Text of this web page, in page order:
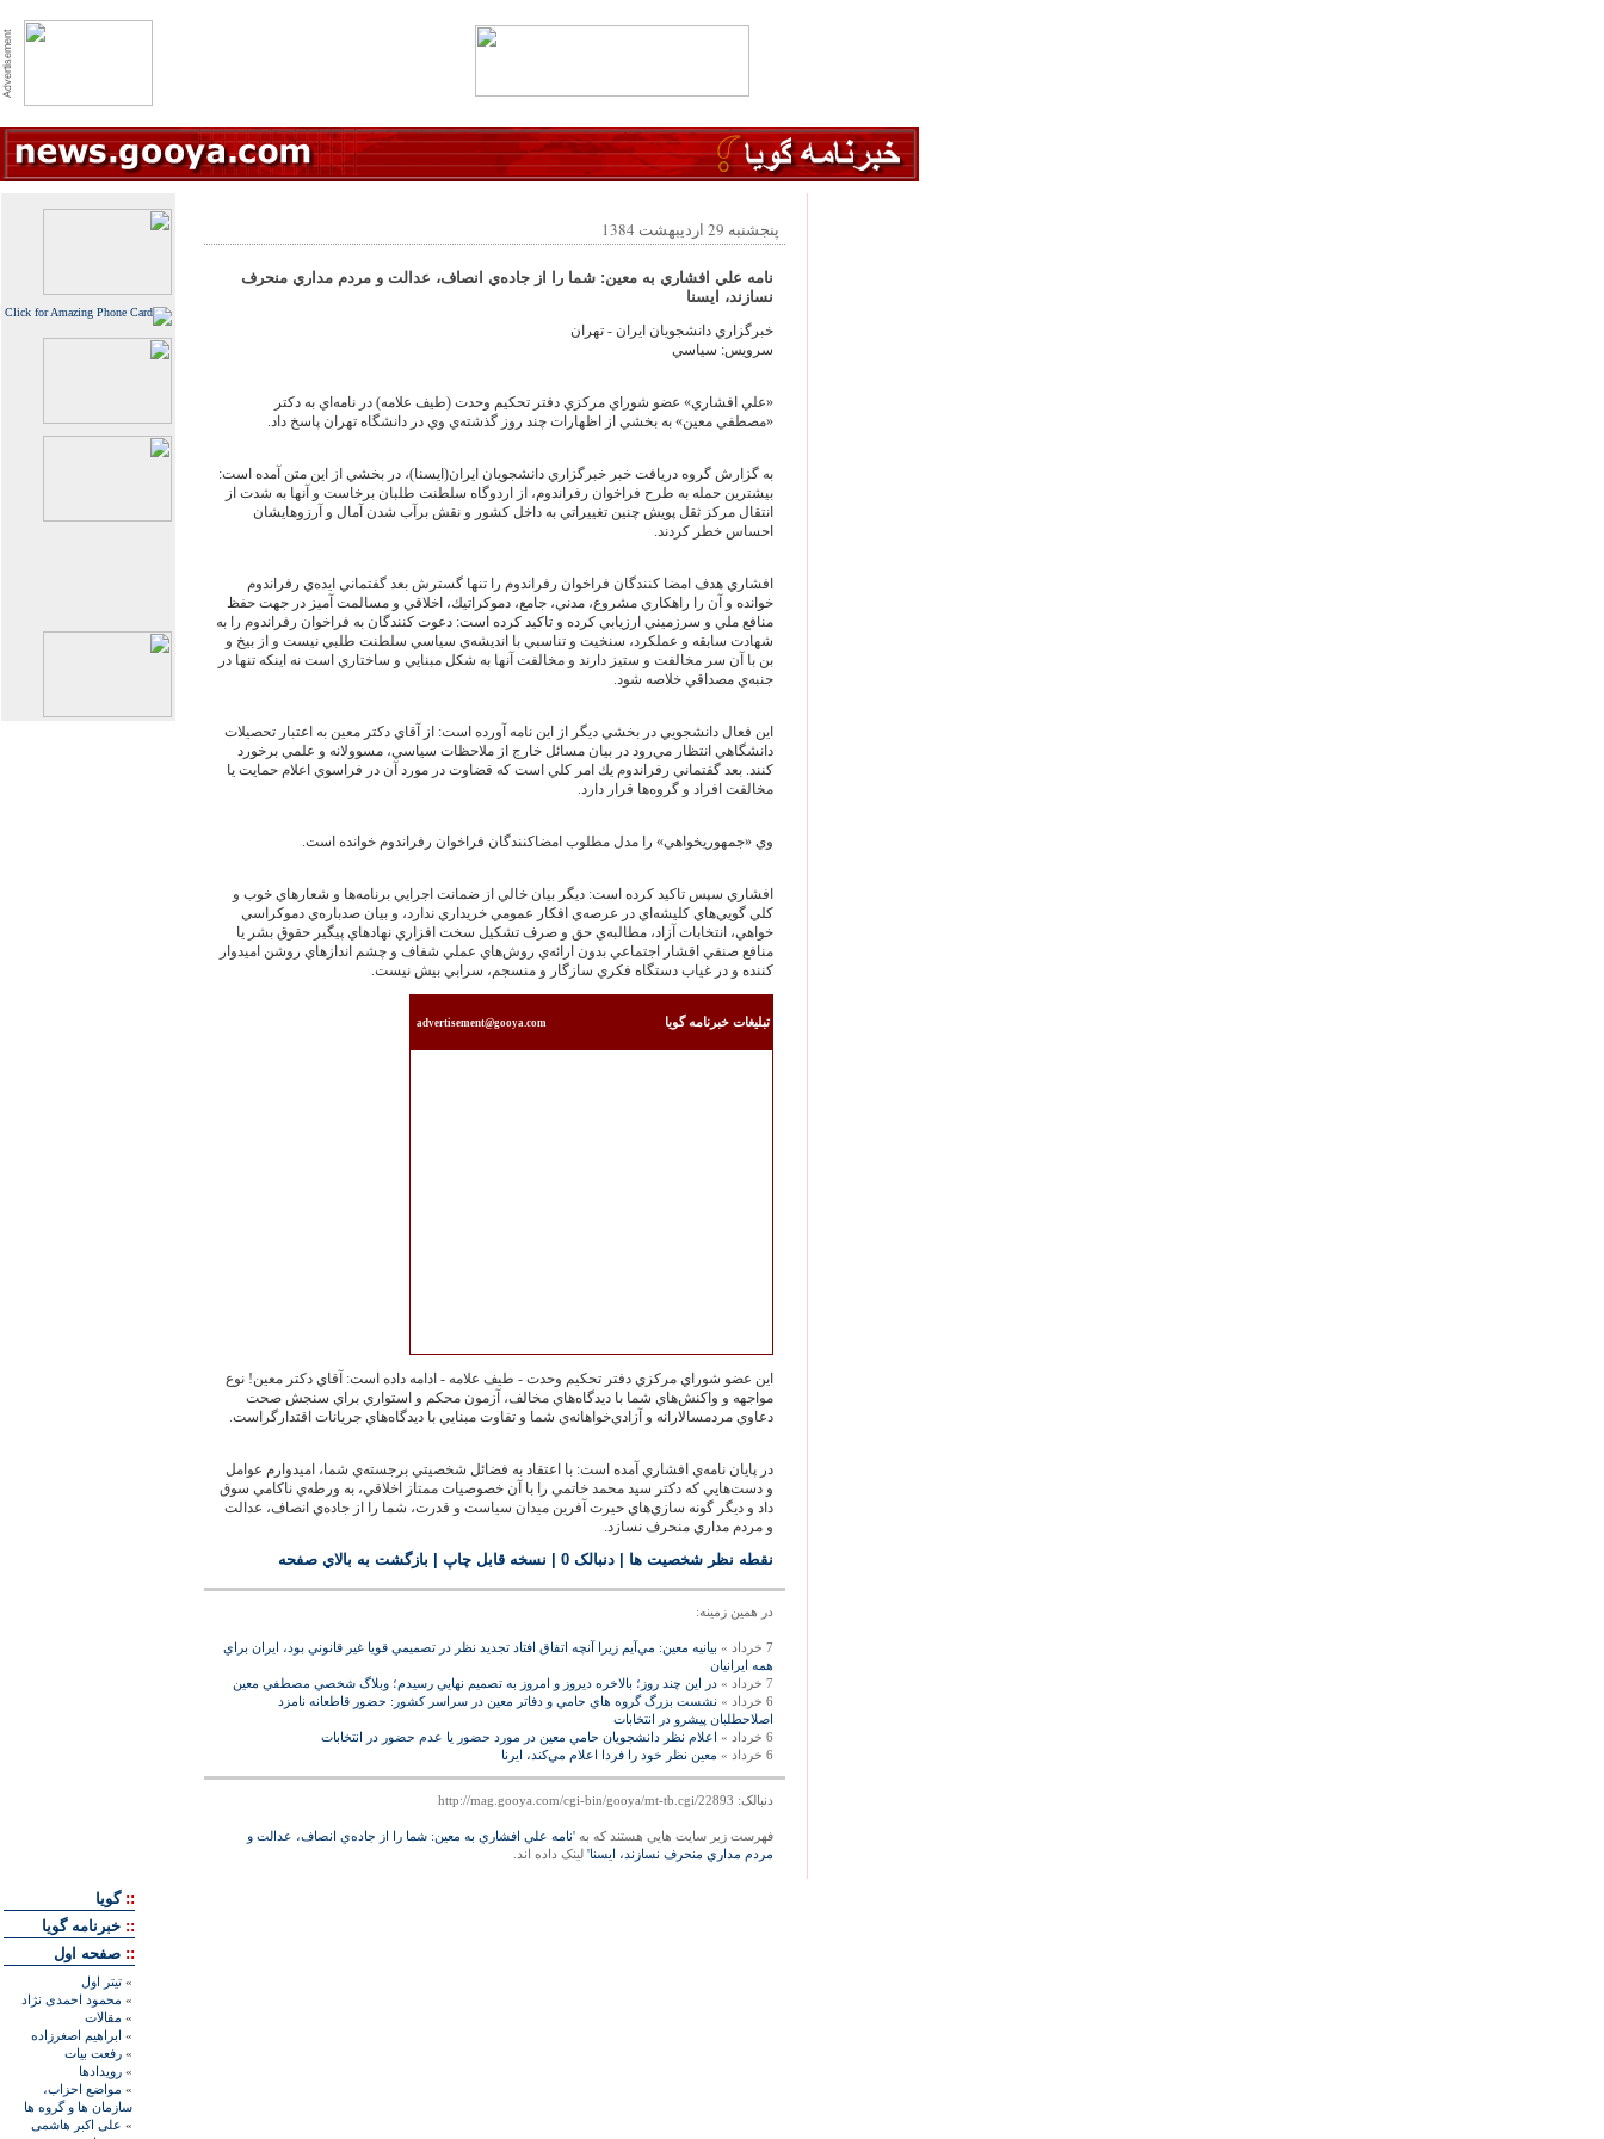
پنجشنبه 29 اردیبهشت 1384
نامه علي افشاري به معين: شما را از جاده‌ي انصاف، عدالت و مردم مداري منحرف
نسازند، ايسنا
خبرگزاري دانشجويان ايران - تهران
سرويس: سياسي
«علي افشاري» عضو شوراي مركزي دفتر تحكيم وحدت (طيف علامه) در نامه‌اي به دكتر
«مصطفي معين» به بخشي از اظهارات چند روز گذشته‌ي وي در دانشگاه تهران پاسخ داد.
به گزارش گروه دريافت خبر خبرگزاري دانشجويان ايران(ايسنا)، در بخشي از اين متن آمده است:
بيشترين حمله به طرح فراخوان رفراندوم‏، از اردوگاه سلطنت طلبان برخاست و آنها به شدت از
انتقال مركز ثقل پويش چنين تغييراتي به داخل كشور و نقش برآب شدن آمال و آرزوهايشان
احساس خطر كردند.
افشاري هدف امضا كنندگان فراخوان رفراندوم را تنها گسترش بعد گفتماني ايده‌ي رفراندوم
خوانده و آن را راهكاري مشروع‏، مدني‏، جامع، دموكراتيك، اخلاقي و مسالمت آميز در جهت حفظ
منافع ملي و سرزميني ارزيابي كرده و تاكيد كرده است: دعوت كنندگان به فراخوان رفراندوم را به
شهادت سابقه و عملكرد، سنخيت و تناسبي با انديشه‌ي سياسي سلطنت طلبي نيست و از بيخ و
بن با آن سر مخالفت و ستيز دارند و مخالفت آنها به شكل مبنايي و ساختاري است نه اينكه تنها در
جنبه‌ي مصداقي خلاصه شود.
اين فعال دانشجويي در بخشي ديگر از اين نامه آورده است: از آقاي دكتر معين به اعتبار تحصيلات
دانشگاهي انتظار مي‌رود در بيان مسائل خارج از ملاحظات سياسي، مسوولانه و علمي برخورد
كنند. بعد گفتماني رفراندوم يك امر كلي است كه قضاوت در مورد آن در فراسوي اعلام حمايت يا
مخالفت افراد و گروه‌ها قرار دارد.
وي «جمهوريخواهي» را مدل مطلوب امضاكنندگان فراخوان رفراندوم خوانده است.
افشاري سپس تاكيد كرده است: ديگر بيان خالي از ضمانت اجرايي برنامه‌ها و شعارهاي خوب و
كلي گويي‌هاي كليشه‌اي در عرصه‌ي افكار عمومي خريداري ندارد، و بيان صدباره‌ي دموكراسي
خواهي‏، انتخابات آزاد، مطالبه‌ي حق و صرف تشكيل سخت افزاري نهادهاي پيگير حقوق بشر يا
منافع صنفي اقشار اجتماعي بدون ارائه‌ي روش‌هاي عملي شفاف و چشم اندازهاي روشن اميدوار
كننده و در غياب دستگاه فكري سازگار و منسجم، سرابي بيش نيست.
تبليغات خبرنامه گويا advertisement@gooya.com
اين عضو شوراي مركزي دفتر تحكيم وحدت - طيف علامه - ادامه داده است: آقاي دكتر معين! نوع
مواجهه و واكنش‌هاي شما با ديدگاه‌هاي مخالف، آزمون محكم و استواري براي سنجش صحت
دعاوي مردمسالارانه و آزادي‌خواهانه‌ي شما و تفاوت مبنايي با ديدگاه‌هاي جريانات اقتدارگراست.
در پايان نامه‌ي افشاري آمده است: با اعتقاد به فضائل شخصيتي برجسته‌ي شما، اميدوارم عوامل
و دست‌هايي كه دكتر سيد محمد خاتمي را با آن خصوصيات ممتاز اخلاقي، به ورطه‌ي ناكامي سوق
داد و ديگر گونه سازي‌هاي حيرت آفرين ميدان سياست و قدرت، شما را از جاده‌ي انصاف، عدالت
و مردم مداري منحرف نسازد.
نقطه نظر شخصيت ها | دنبالک 0 نسخه قابل چاپ بازگشت به بالاي صفحه
در همين زمينه:
7 خرداد »
بیانیه معین: مي‌آيم زيرا آنچه اتفاق افتاد تجديد نظر در تصميمي قويا غير قانوني بود، ايران براي
همه ايرانيان
7 خرداد »
در اين چند روز؛ بالاخره ديروز و امروز به تصميم نهايي رسيدم؛ وبلاگ شخصي مصطفي معين
6 خرداد »
نشست بزرگ گروه هاي حامي و دفاتر معين در سراسر كشور: حضور قاطعانه نامزد
اصلاحطلبان پيشرو در انتخابات
6 خرداد »
اعلام نظر دانشجويان حامي معين در مورد حضور يا عدم حضور در انتخابات
6 خرداد »
معين نظر خود را فردا اعلام مي‌كند، ايرنا
دنبالک: http://mag.gooya.com/cgi-bin/gooya/mt-tb.cgi/22893
فهرست زير سايت هايي هستند که به 'نامه علي افشاري به معين: شما را از جاده‌ي انصاف، عدالت و
مردم مداري منحرف نسازند، ايسنا' لينک داده اند.
::گويا
:: خبرنامه گويا
:: صفحه اول
» تيتر اول
» محمود احمدی نژاد
» مقالات
» ابراهيم اصغرزاده
» رفعت بیات
» رويدادها
» مواضع احزاب،
سازمان ها و گروه ها
» علی اکبر هاشمی